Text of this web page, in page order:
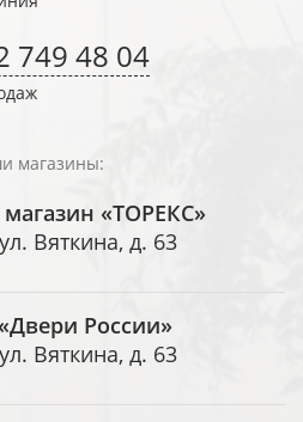
749 48 04
магазины:
«ТОРЕКС»
Вяткина, д. 63
России»
Вяткина, д. 63